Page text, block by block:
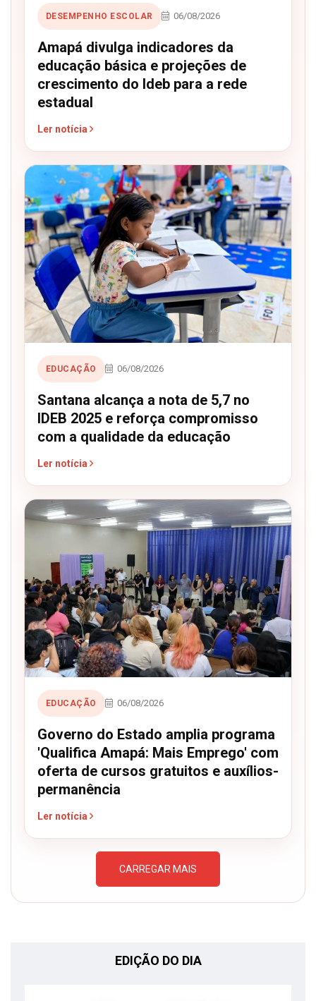
DESEMPENHO ESCOLAR 06/08/2026
Amapá divulga indicadores da
educação básica e projeções de
crescimento do Ideb para a rede
estadual
Ler notícia
EDUCAÇÃO 06/08/2026
Santana alcança a nota de 5,7 no
IDEB 2025 e reforça compromisso
com a qualidade da educação
Ler notícia
EDUCAÇÃO 06/08/2026
Governo do Estado amplia programa
'Qualifica Amapá: Mais Emprego' com
oferta de cursos gratuitos e auxílios-
permanência
Ler notícia
CARREGAR MAIS
EDIÇÃO DO DIA